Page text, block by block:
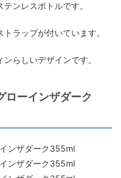
ンレスボトルです。
ラップが付いています。
らしいデザインです。
ローインザダーク